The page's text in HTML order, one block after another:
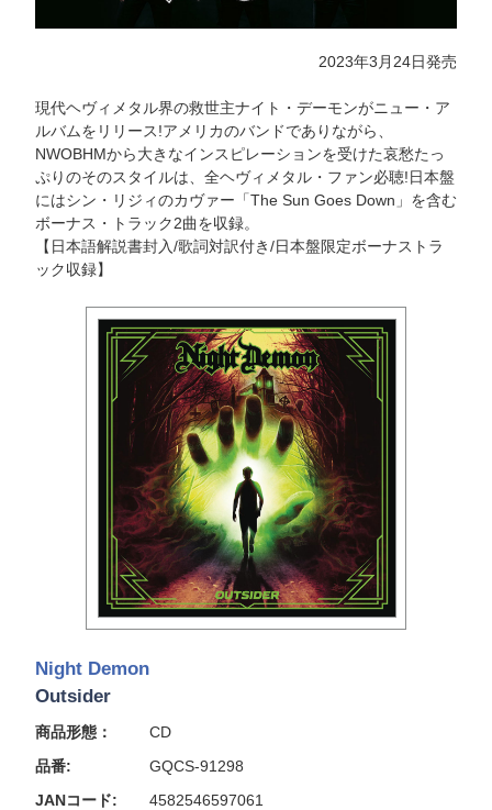
2023年3月24日発売
現代ヘヴィメタル界の救世主ナイト・デーモンがニュー・ア
ルバムをリリース!アメリカのバンドでありながら、
NWOBHMから大きなインスピレーションを受けた哀愁たっ
ぷりのそのスタイルは、全ヘヴィメタル・ファン必聴!日本盤
にはシン・リジィのカヴァー「The Sun Goes Down」を含む
ボーナス・トラック2曲を収録。
【日本語解説書封入/歌詞対訳付き/日本盤限定ボーナストラ
ック収録】
Night Demon
Outsider
商品形態：
CD
品番:
GQCS-91298
JANコード:
4582546597061